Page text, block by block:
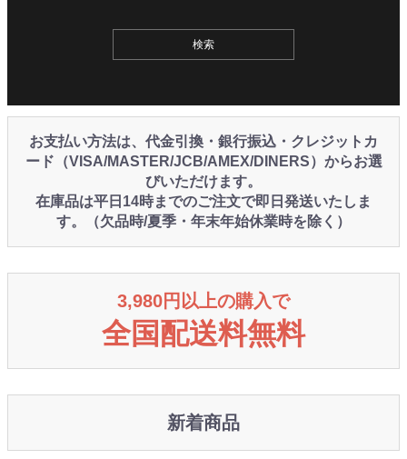
お支払い方法は、代金引換・銀行振込・クレジットカ
ード（VISA/MASTER/JCB/AMEX/DINERS）からお選
びいただけます。
在庫品は平日14時までのご注文で即日発送いたしま
す。（欠品時/夏季・年末年始休業時を除く）
3,980円以上の購入で
全国配送料無料
新着商品